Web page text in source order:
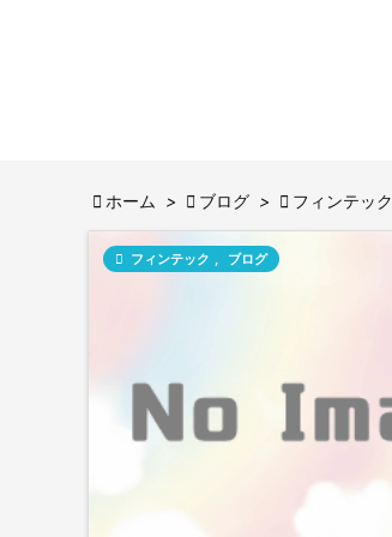
 ホーム >  ブログ >  フィンテック
 フィンテック , ブログ